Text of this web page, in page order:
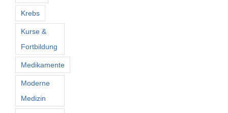
Krebs
Kurse &
Fortbildung
Medikamente
Moderne
Medizin